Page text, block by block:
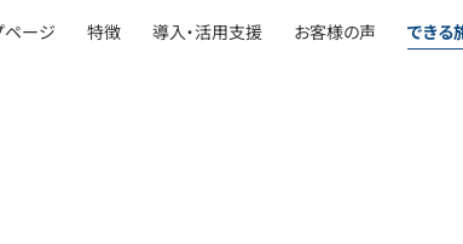
ページ 特徴 導入・活用支援 お客様の声 できる